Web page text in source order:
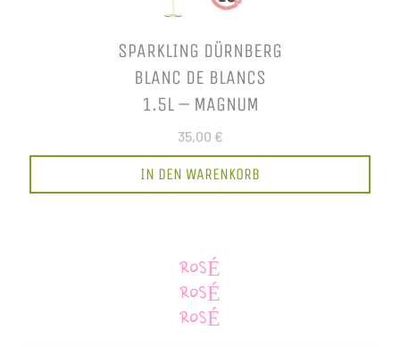
SPARKLING DÜRNBERG
BLANC DE BLANCS
1.5L – MAGNUM
35,00 €
IN DEN WARENKORB
ROSÉ
ROSÉ
ROSÉ